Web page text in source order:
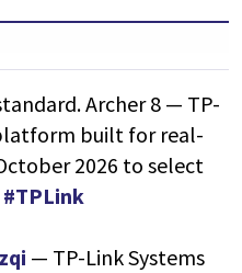
Archer 8 — TP-
built for real-
2026 to select
#TPLink
— TP-Link Systems